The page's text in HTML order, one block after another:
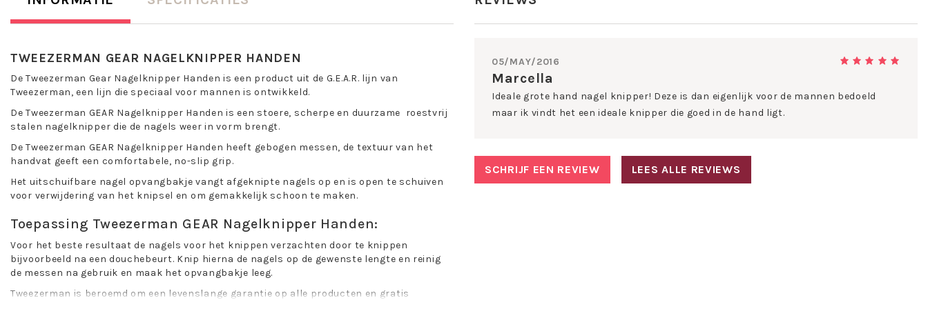
TWEEZERMAN GEAR NAGELKNIPPER HANDEN
De Tweezerman Gear Nagelknipper Handen is een product uit de G.E.A.R. lijn van
Tweezerman, een lijn die speciaal voor mannen is ontwikkeld.
De Tweezerman GEAR Nagelknipper Handen is een stoere, scherpe en duurzame roestvrij
stalen nagelknipper die de nagels weer in vorm brengt.
De Tweezerman GEAR Nagelknipper Handen heeft gebogen messen, de textuur van het
handvat geeft een comfortabele, no-slip grip.
Het uitschuifbare nagel opvangbakje vangt afgeknipte nagels op en is open te schuiven
voor verwijdering van het knipsel en om gemakkelijk schoon te maken.
Toepassing Tweezerman GEAR Nagelknipper Handen:
Voor het beste resultaat de nagels voor het knippen verzachten door te knippen
bijvoorbeeld na een douchebeurt. Knip hierna de nagels op de gewenste lengte en reinig
de messen na gebruik en maak het opvangbakje leeg.
Tweezerman is beroemd om een levenslange garantie op alle producten en gratis
05/MAY/2016
Marcella
Ideale grote hand nagel knipper! Deze is dan eigenlijk voor de mannen bedoeld
maar ik vindt het een ideale knipper die goed in de hand ligt.
SCHRIJF EEN REVIEW LEES ALLE REVIEWS